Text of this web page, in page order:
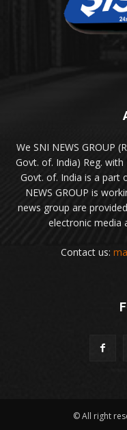
We SNI NEWS GROUP
Govt. of. India) Reg.
Govt. of. India is a part
NEWS GROUP is
news group are
electronic media
Contact us:
© All right